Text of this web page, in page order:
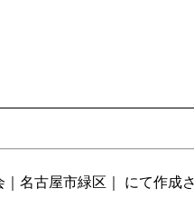
名古屋市緑区｜ にて作成